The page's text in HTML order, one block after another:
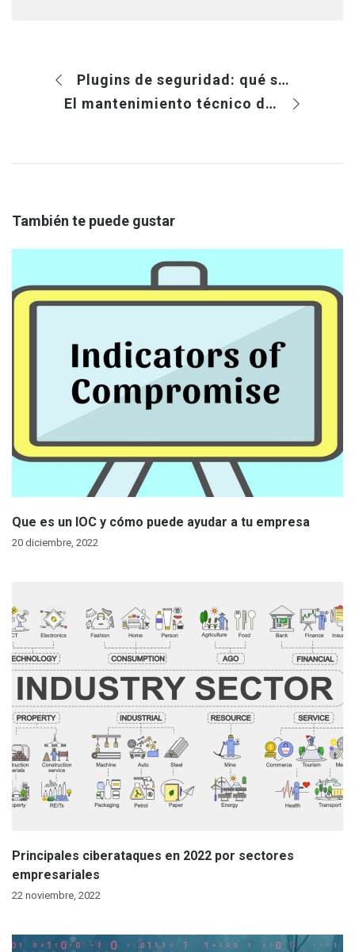
Plugins de seguridad: qué son y cuáles son los mejores para WordPress
El mantenimiento técnico de tu proyecto: no te la juegues
También te puede gustar
Que es un IOC y cómo puede ayudar a tu empresa
20 diciembre, 2022
Principales ciberataques en 2022 por sectores
empresariales
22 noviembre, 2022